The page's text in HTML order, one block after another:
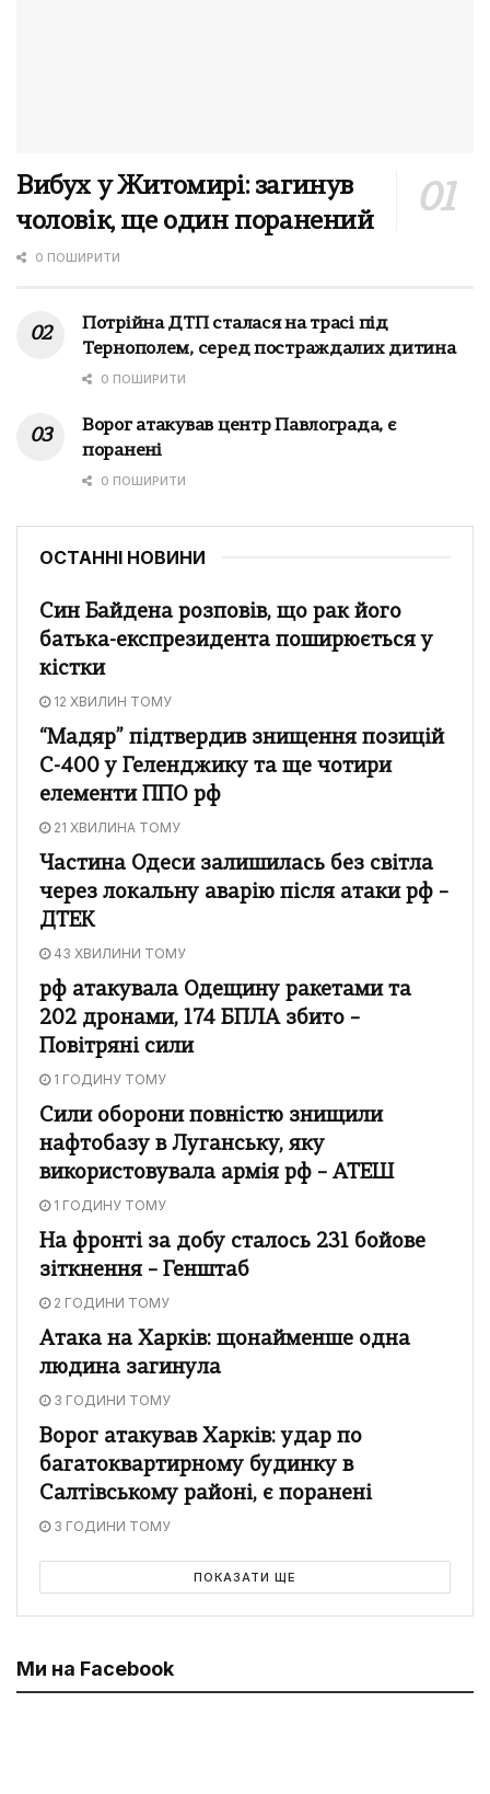
Вибух у Житомирі: загинув
чоловік, ще один поранений
0 ПОШИРИТИ
Потрійна ДТП сталася на трасі під
Тернополем, серед постраждалих дитина
0 ПОШИРИТИ
Ворог атакував центр Павлограда, є
поранені
0 ПОШИРИТИ
ОСТАННІ НОВИНИ
Син Байдена розповів, що рак його
батька-експрезидента поширюється у
кістки
12 ХВИЛИН ТОМУ
“Мадяр” підтвердив знищення позицій
С-400 у Геленджику та ще чотири
елементи ППО рф
21 ХВИЛИНА ТОМУ
Частина Одеси залишилась без світла
через локальну аварію після атаки рф –
ДТЕК
43 ХВИЛИНИ ТОМУ
рф атакувала Одещину ракетами та
202 дронами, 174 БПЛА збито –
Повітряні сили
1 ГОДИНУ ТОМУ
Сили оборони повністю знищили
нафтобазу в Луганську, яку
використовувала армія рф – АТЕШ
1 ГОДИНУ ТОМУ
На фронті за добу сталось 231 бойове
зіткнення – Генштаб
2 ГОДИНИ ТОМУ
Атака на Харків: щонайменше одна
людина загинула
3 ГОДИНИ ТОМУ
Ворог атакував Харків: удар по
багатоквартирному будинку в
Салтівському районі, є поранені
3 ГОДИНИ ТОМУ
ПОКАЗАТИ ЩЕ
Ми на Facebook